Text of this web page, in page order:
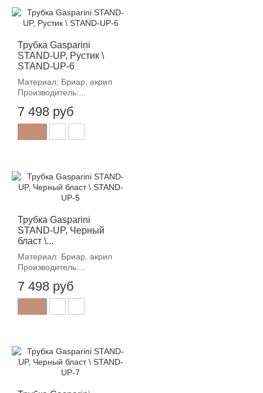
Трубка Gasparini
STAND-UP, Рустик \
STAND-UP-6
Материал: Бриар, акрил
Производитель:...
7 498 руб
Трубка Gasparini
STAND-UP, Черный
бласт \...
Материал: Бриар, акрил
Производитель:...
7 498 руб